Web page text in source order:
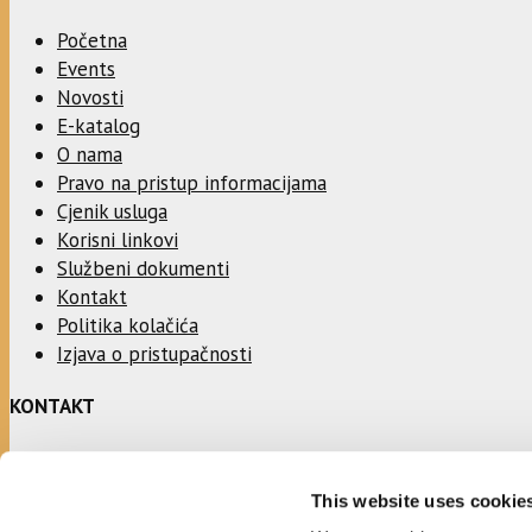
This website uses
Početna
Events
Novosti
E-katalog
O nama
Pravo na pristup informacijama
Cjenik usluga
Korisni linkovi
Službeni dokumenti
Kontakt
Politika kolačića
Izjava o pristupačnosti
KONTAKT